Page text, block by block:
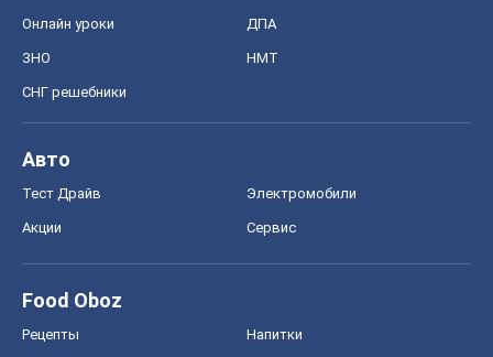
Онлайн уроки ДПА
ЗНО НМТ
СНГ решебники
Авто
Тест Драйв Электромобили
Акции Сервис
Food Oboz
Рецепты Напитки